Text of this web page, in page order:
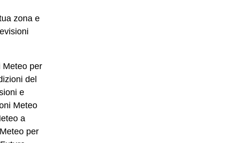
zona e
Meteo per
del
e
Meteo
a
per